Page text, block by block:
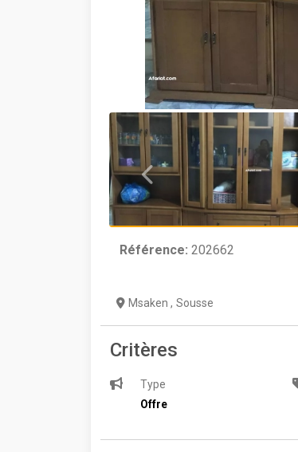
Référence: 202662
Msaken , Sousse
Critères
Type
Offre